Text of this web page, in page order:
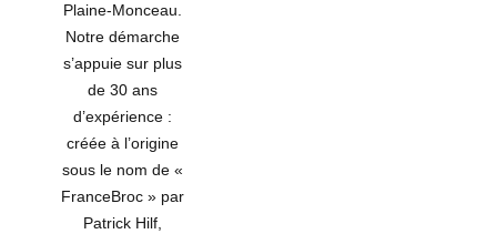
Plaine-Monceau.
Notre démarche
s’appuie sur plus
de 30 ans
d’expérience :
créée à l’origine
sous le nom de «
FranceBroc » par
Patrick Hilf,